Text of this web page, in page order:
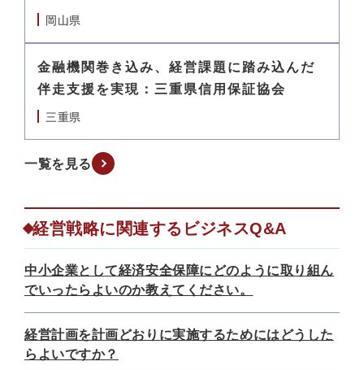
岡山県
金融機関巻き込み、経営課題に踏み込んだ
伴走支援を実現：三重県信用保証協会
三重県
一覧を見る
経営戦略に関連するビジネスQ&A
中小企業として経済安全保障にどのように取り組ん
でいったらよいのか教えてください。
経営計画を計画どおりに実施するためにはどうした
らよいですか？